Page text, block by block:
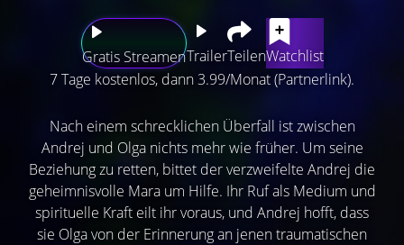
Gratis StreamenTrailerTeilenWatchlist
7 Tage kostenlos, dann 3.99/Monat (Partnerlink).
Nach einem schrecklichen Überfall ist zwischen
Andrej und Olga nichts mehr wie früher. Um seine
Beziehung zu retten, bittet der verzweifelte Andrej die
geheimnisvolle Mara um Hilfe. Ihr Ruf als Medium und
spirituelle Kraft eilt ihr voraus, und Andrej hofft, dass
sie Olga von der Erinnerung an jenen traumatischen